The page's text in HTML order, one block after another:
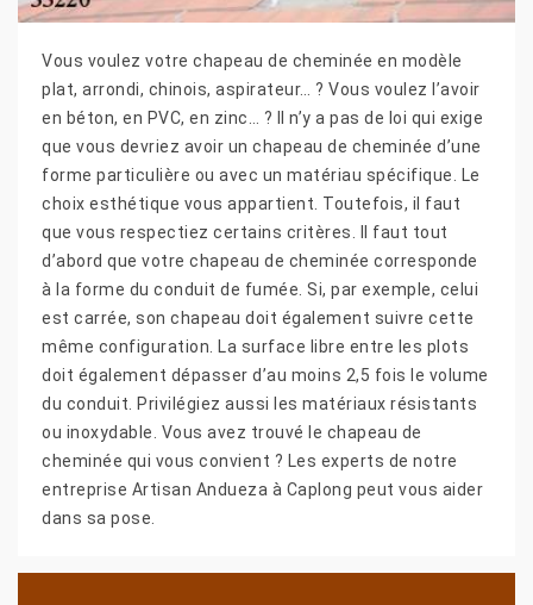
Vous voulez votre chapeau de cheminée en modèle
plat, arrondi, chinois, aspirateur… ? Vous voulez l’avoir
en béton, en PVC, en zinc… ? Il n’y a pas de loi qui exige
que vous devriez avoir un chapeau de cheminée d’une
forme particulière ou avec un matériau spécifique. Le
choix esthétique vous appartient. Toutefois, il faut
que vous respectiez certains critères. Il faut tout
d’abord que votre chapeau de cheminée corresponde
à la forme du conduit de fumée. Si, par exemple, celui
est carrée, son chapeau doit également suivre cette
même configuration. La surface libre entre les plots
doit également dépasser d’au moins 2,5 fois le volume
du conduit. Privilégiez aussi les matériaux résistants
ou inoxydable. Vous avez trouvé le chapeau de
cheminée qui vous convient ? Les experts de notre
entreprise Artisan Andueza à Caplong peut vous aider
dans sa pose.